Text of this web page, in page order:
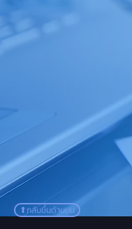
⬆︎กลับขึ้นด้านบน